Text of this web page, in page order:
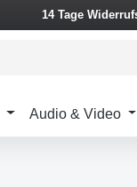
14 Tage
Audio & Video